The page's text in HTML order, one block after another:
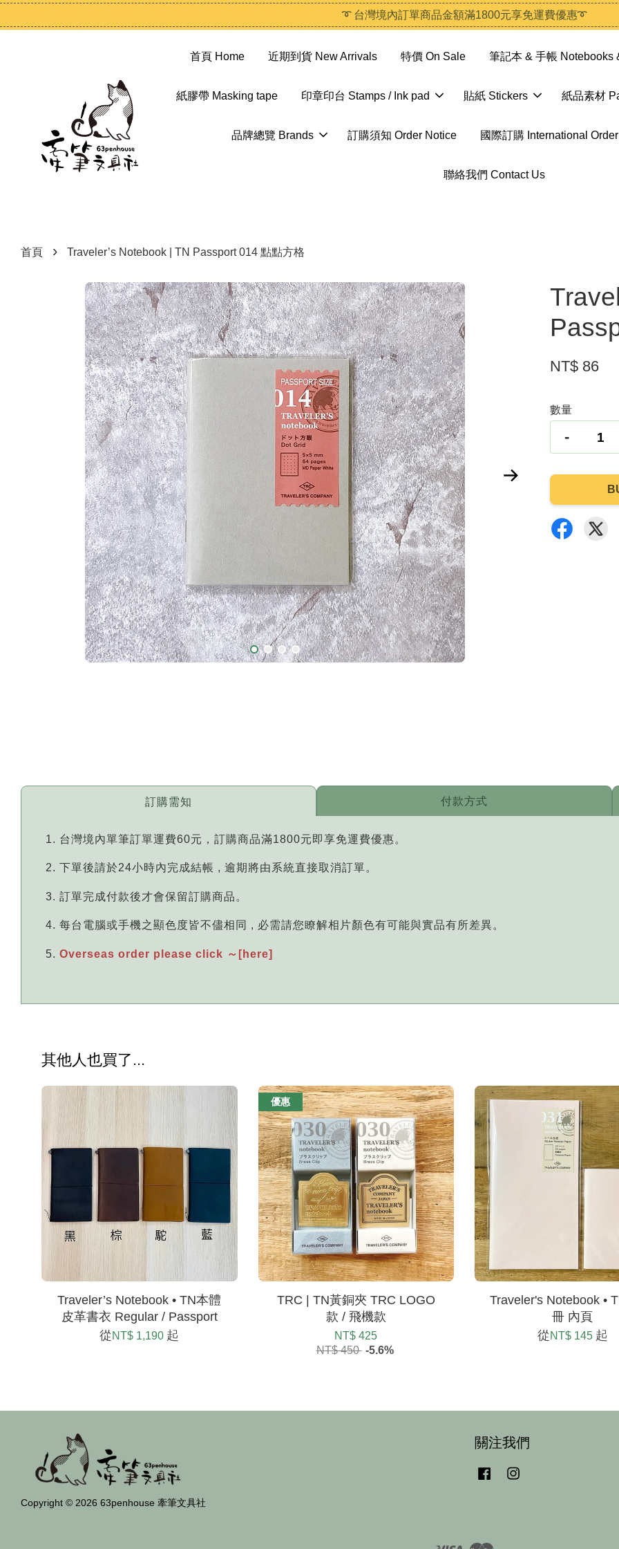
➰ 台灣境內訂單商品金額滿1800元享免運費優惠➰
首頁 Home 近期到貨 New Arrivals 特價 On Sale 筆記本 & 手帳 Notebooks
紙膠帶 Masking tape 印章印台 Stamps / Ink pad 貼紙 Stickers 紙品素材
品牌總覽 Brands 訂購須知 Order Notice 國際訂購 International Order
聯絡我們 Contact Us
首頁 › Traveler’s Notebook | TN Passport 014 點點方格
NT$ 86
數量
-
訂購需知
台灣境內單筆訂單運費60元，訂購商品滿1800元即享免運費優惠。
下單後請於24小時內完成結帳 , 逾期將由系統直接取消訂單。
訂單完成付款後才會保留訂購商品。
每台電腦或手機之顯色度皆不儘相同 , 必需請您瞭解相片顏色有可能與實品有所差異。
Overseas order please click ～[here]
付款方式
其他人也買了...
Traveler’s Notebook • TN本體
皮革書衣 Regular / Passport
從NT$ 1,190 起
優惠
TRC | TN黃銅夾 TRC LOGO
款 / 飛機款
NT$ 425
NT$ 450 -5.6%
Traveler's Notebook •
冊 內頁
從NT$ 145 起
Copyright © 2026 63penhouse 牽筆文具社
關注我們
Facebook